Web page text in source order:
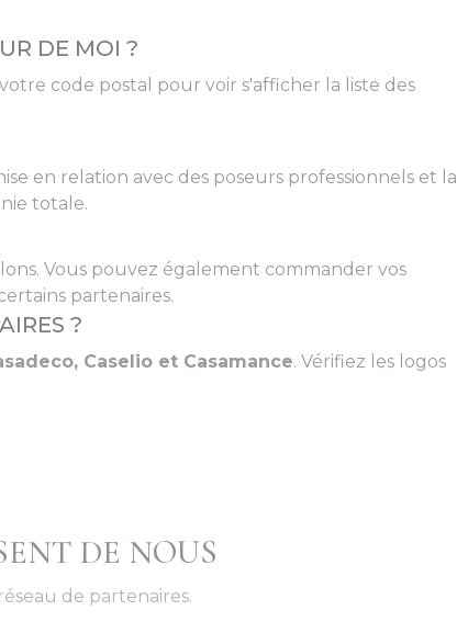
DE MOI ?
code postal pour voir s'afficher la liste des
en relation avec des poseurs professionnels et la
totale.
Vous pouvez également commander vos
partenaires.
?
Caselio et Casamance. Vérifiez les logos
DE NOUS
de partenaires.